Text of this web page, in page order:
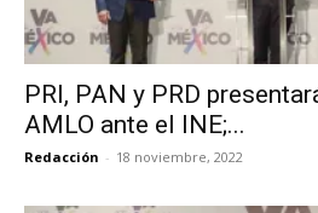
PRI, PAN y PRD
AMLO ante el INE;...
Redacción - 18 noviembre, 2022